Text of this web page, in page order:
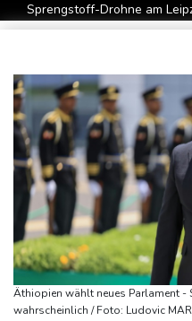
Sprengstoff-Drohne am
Bundesanwaltschaft
Millionen Dollar zahlen
Regierung und Opposition
Dialog - ohne Machado
USA wollen bei Visa-
stärker überprüfen
Röwekamp:
zuständig sein
Trump unternimmt neuen
Staatsbürgerschaft
Erdogan reist zu Dreier-
Äthiopien wählt neues Parlament -
wahrscheinlich / Foto: Ludovic